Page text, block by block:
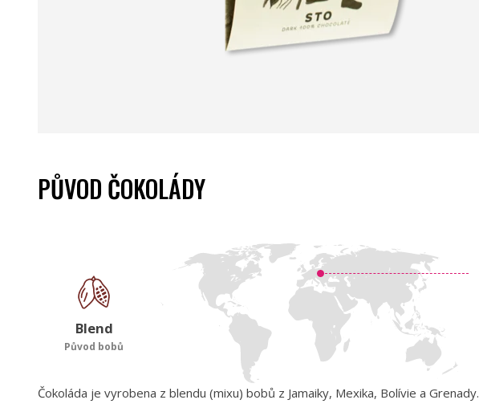
PŮVOD ČOKOLÁDY
Blend
Původ bobů
Čokoláda je vyrobena z blendu (mixu) bobů z Jamaiky, Mexika, Bolívie a Grenady.